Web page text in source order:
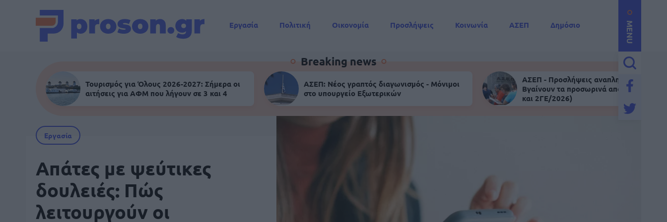
MENU
Εργασία Πολιτική Οικονομία Προσλήψεις Κοινωνία ΑΣΕΠ
Δημόσιο
Breaking news
Τουρισμός για Όλους 2026-2027: Σήμερα οι
αιτήσεις για ΑΦΜ που λήγουν σε 3 και 4
ΑΣΕΠ: Νέος γραπτός διαγωνισμός - Μόνιμοι
στο υπουργείο Εξωτερικών
ΑΣΕΠ - Προσλήψεις αναπληρωτών:
Βγαίνουν τα προσωρινά αποτελέσματα
και 2ΓΕ/2026)
Εργασία
Απάτες με ψεύτικες
δουλειές: Πώς
λειτουργούν οι